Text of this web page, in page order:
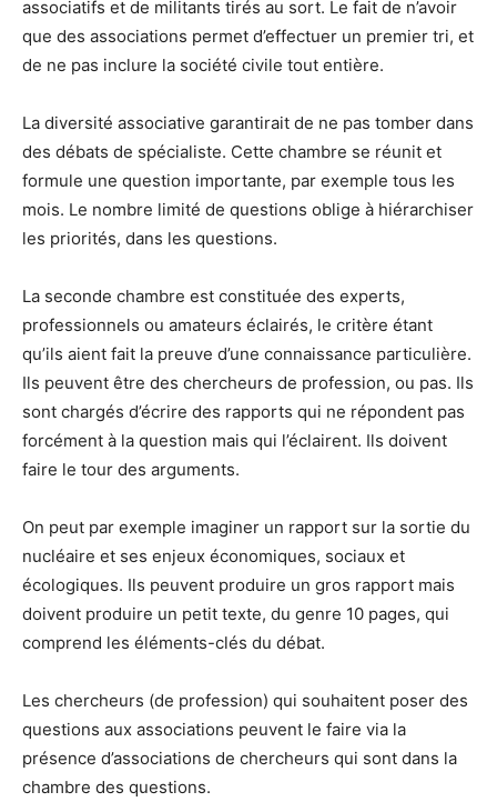
associatifs et de militants tirés au sort. Le fait de n’avoir
que des associations permet d’effectuer un premier tri, et
de ne pas inclure la société civile tout entière.
La diversité associative garantirait de ne pas tomber dans
des débats de spécialiste. Cette chambre se réunit et
formule une question importante, par exemple tous les
mois. Le nombre limité de questions oblige à hiérarchiser
les priorités, dans les questions.
La seconde chambre est constituée des experts,
professionnels ou amateurs éclairés, le critère étant
qu’ils aient fait la preuve d’une connaissance particulière.
Ils peuvent être des chercheurs de profession, ou pas. Ils
sont chargés d’écrire des rapports qui ne répondent pas
forcément à la question mais qui l’éclairent. Ils doivent
faire le tour des arguments.
On peut par exemple imaginer un rapport sur la sortie du
nucléaire et ses enjeux économiques, sociaux et
écologiques. Ils peuvent produire un gros rapport mais
doivent produire un petit texte, du genre 10 pages, qui
comprend les éléments-clés du débat.
Les chercheurs (de profession) qui souhaitent poser des
questions aux associations peuvent le faire via la
présence d’associations de chercheurs qui sont dans la
chambre des questions.